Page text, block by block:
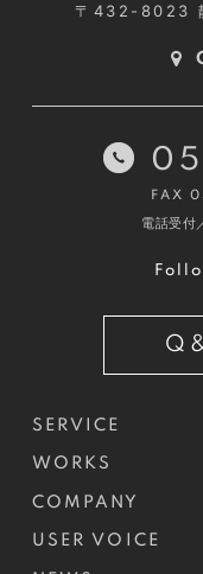
〒432-8023
SERVICE
WORKS
COMPANY
USER VOICE
FAX
電話受付